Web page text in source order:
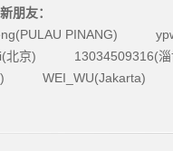
朋友：
PINANG)
北京)
13034509316(淄
WEI_WU(Jakarta)